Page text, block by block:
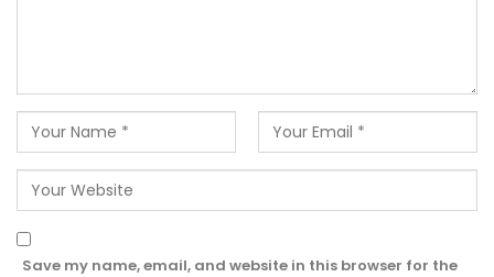
Save my name, email, and website in this browser for the